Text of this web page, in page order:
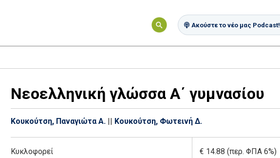
Ακούστε το νέο μας Podcast!
Νεοελληνική γλώσσα Α΄ γυμνασίου
Κουκούτση, Παναγιώτα Α. || Κουκούτση, Φωτεινή Δ.
Κυκλοφορεί
€ 14.88 (περ. ΦΠΑ 6%)